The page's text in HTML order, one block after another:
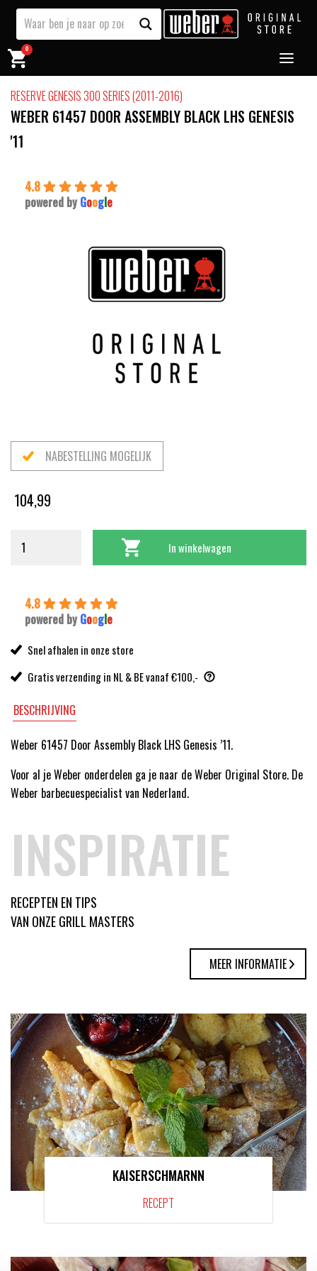
0
RESERVE GENESIS 300 SERIES (2011-2016)
WEBER 61457 DOOR ASSEMBLY BLACK LHS GENESIS
'11
4.8
powered by Google
NABESTELLING MOGELIJK
104,99
In winkelwagen
4.8
powered by Google
Snel afhalen in onze store
Gratis verzending in NL & BE vanaf €100,-
BESCHRIJVING
Weber 61457 Door Assembly Black LHS Genesis ’11.
Voor al je Weber onderdelen ga je naar de Weber Original Store. De
Weber barbecuespecialist van Nederland.
INSPIRATIE
RECEPTEN EN TIPS
VAN ONZE GRILL MASTERS
MEER INFORMATIE
KAISERSCHMARNN
RECEPT